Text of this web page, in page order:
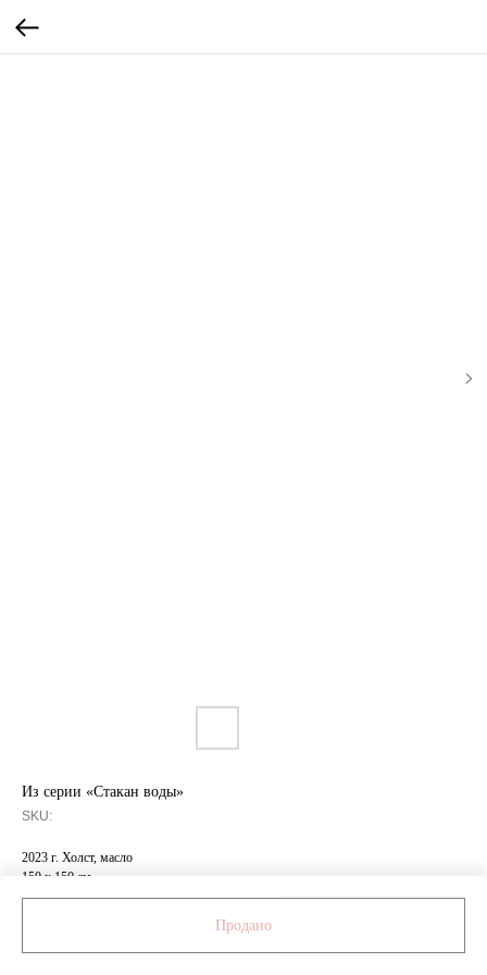
Из серии «Стакан воды»
SKU:
2023 г. Холст, масло
150 х 150 см
350 000 ₽